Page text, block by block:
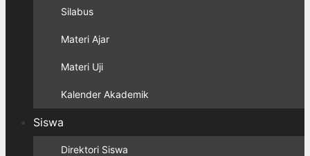
Silabus
Materi Ajar
Materi Uji
Kalender Akademik
Siswa
Direktori Siswa